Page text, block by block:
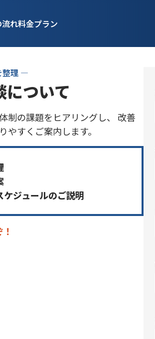
れ料金プラン
整理 ―
ついて
制の課題をヒアリングし、 改善
すくご案内します。
ジュールのご説明